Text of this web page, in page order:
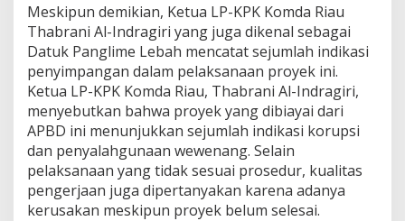
Meskipun demikian, Ketua LP-KPK Komda Riau
Thabrani Al-Indragiri yang juga dikenal sebagai
Datuk Panglime Lebah mencatat sejumlah indikasi
penyimpangan dalam pelaksanaan proyek ini.
Ketua LP-KPK Komda Riau, Thabrani Al-Indragiri,
menyebutkan bahwa proyek yang dibiayai dari
APBD ini menunjukkan sejumlah indikasi korupsi
dan penyalahgunaan wewenang. Selain
pelaksanaan yang tidak sesuai prosedur, kualitas
pengerjaan juga dipertanyakan karena adanya
kerusakan meskipun proyek belum selesai.